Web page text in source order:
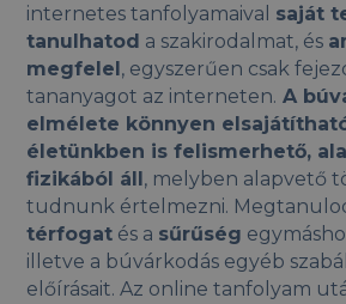
internetes tanfolyamaival saját
tanulhatod a szakirodalmat, és
megfelel , egyszerűen csak
tananyagot az interneten. A
elmélete könnyen
életünkben is felismerhető,
fizikából áll , melyben alapvető
tudnunk értelmezni.
térfogat és a sűrűség
illetve a búvárkodás egyéb
előírásait. Az online tanfolyam